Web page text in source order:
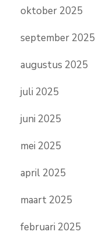
oktober 2025
september 2025
augustus 2025
juli 2025
juni 2025
mei 2025
april 2025
maart 2025
februari 2025